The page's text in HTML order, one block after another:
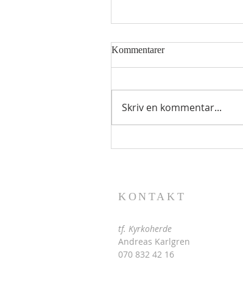
Kommentarer
Skriv en kommentar...
KONTAKT
tf. Kyrkoherde
Andreas Karlgren
070 832 42 16